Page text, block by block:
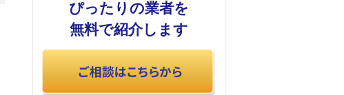
ぴったりの業者を
無料で紹介します